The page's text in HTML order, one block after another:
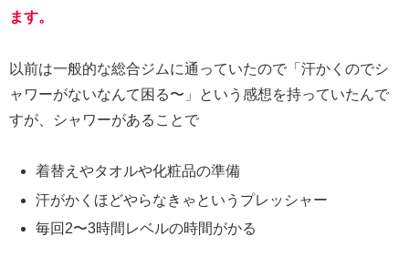
ます。
以前は一般的な総合ジムに通っていたので「汗かくのでシ
ャワーがないなんて困る〜」という感想を持っていたんで
すが、シャワーがあることで
着替えやタオルや化粧品の準備
汗がかくほどやらなきゃというプレッシャー
毎回2〜3時間レベルの時間がかる